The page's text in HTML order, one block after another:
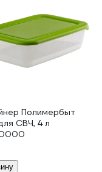
Полимербыт
СВЧ, 4 л